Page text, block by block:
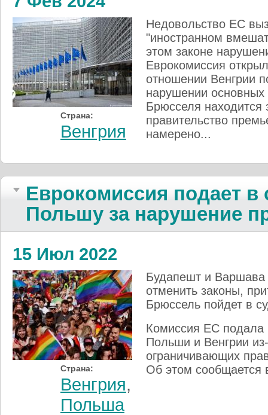
Недовольство ЕС
"иностранном
этом законе
Еврокомиссия
отношении Венгрии
нарушении основных
Брюсселя находится
правительство
намерено...
Страна:
Венгрия
Еврокомиссия подает в
Польшу за нарушение
15 Июл 2022
Будапешт и Варшава
отменить законы,
Брюссель пойдет в
Комиссия ЕС подала
Польши и Венгрии
ограничивающих
Об этом сообщается
Страна:
Венгрия,
Польша